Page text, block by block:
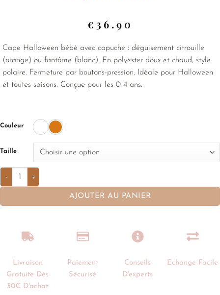
€ 36.90
Cape Halloween bébé avec capuche : déguisement citrouille
(orange) ou fantôme (blanc). En polyester doux et chaud, style
polaire. Fermeture par boutons-pression. Idéale pour Halloween
et toutes saisons. Conçue pour les 0-4 ans.
Couleur
Taille
AJOUTER AU PANIER
Livraison
Gratuite Dès
30€ D'achat
Paiement
Sécurisé
Conseils
D'experts
Echange Facile